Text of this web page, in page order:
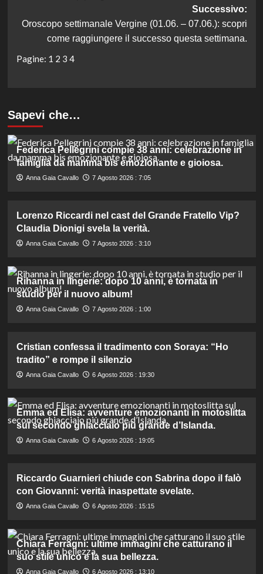
Successivo:
Oroscopo settimanale Vergine (01.06. – 07.06.): scopri
come raggiungere il successo questa settimana.
Pagine: 1 2 3 4
Sapevi che…
Federica Pellegrini compie 38 anni: celebrazione in
famiglia da mamma bis emozionante e gioiosa.
Anna Gaia Cavallo 7 Agosto 2026 : 7:05
Lorenzo Riccardi nel cast del Grande Fratello Vip?
Claudia Dionigi svela la verità.
Anna Gaia Cavallo 7 Agosto 2026 : 3:10
Rihanna in lingerie: dopo 10 anni, è tornata in
studio per il nuovo album!
Anna Gaia Cavallo 7 Agosto 2026 : 1:00
Cristian confessa il tradimento con Soraya: “Ho
tradito” e rompe il silenzio
Anna Gaia Cavallo 6 Agosto 2026 : 19:30
Emma ed Elisa: avventure emozionanti in motoslitta
sul secondo ghiacciaio più grande d’Islanda.
Anna Gaia Cavallo 6 Agosto 2026 : 19:05
Riccardo Guarnieri chiude con Sabrina dopo il falò
con Giovanni: verità inaspettate svelate.
Anna Gaia Cavallo 6 Agosto 2026 : 15:15
Chiara Ferragni: ultime immagini che catturano il
suo stile unico e la sua bellezza.
Anna Gaia Cavallo 6 Agosto 2026 : 13:10